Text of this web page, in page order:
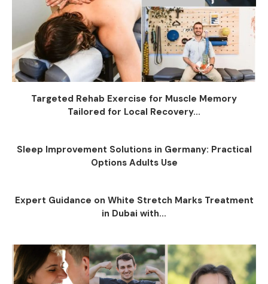
Targeted Rehab Exercise for Muscle Memory
Tailored for Local Recovery...
Sleep Improvement Solutions in Germany: Practical
Options Adults Use
Expert Guidance on White Stretch Marks Treatment
in Dubai with...